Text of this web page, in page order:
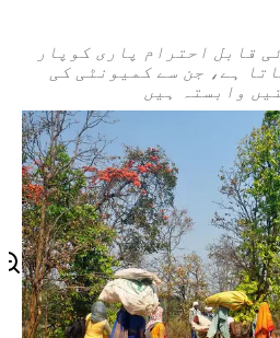
قابل احترام پاری کوپار
ہے، جن سے کمیونٹی کی
وابستہ ہیں